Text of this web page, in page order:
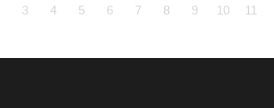
3 4 5 6 7 8 9 10 11